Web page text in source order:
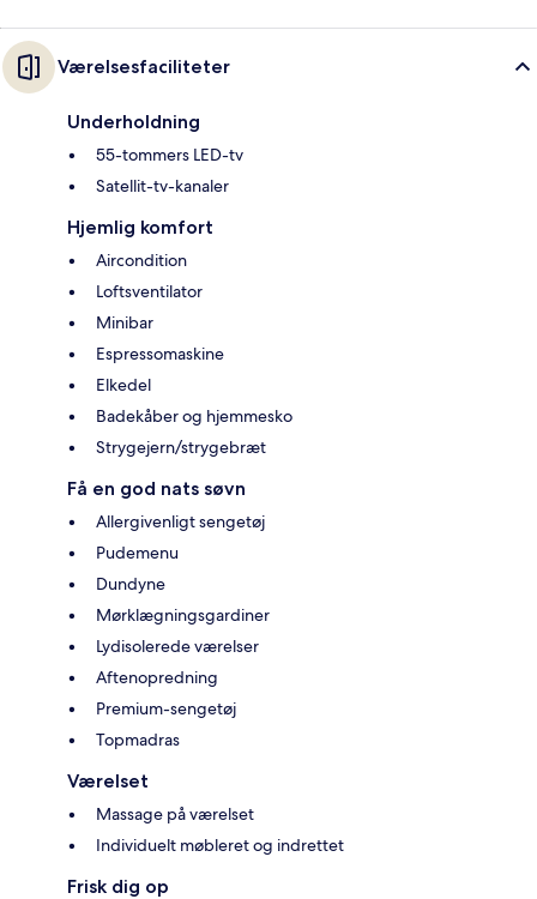
Værelsesfaciliteter
Underholdning
55-tommers LED-tv
Satellit-tv-kanaler
Hjemlig komfort
Aircondition
Loftsventilator
Minibar
Espressomaskine
Elkedel
Badekåber og hjemmesko
Strygejern/strygebræt
Få en god nats søvn
Allergivenligt sengetøj
Pudemenu
Dundyne
Mørklægningsgardiner
Lydisolerede værelser
Aftenopredning
Premium-sengetøj
Topmadras
Værelset
Massage på værelset
Individuelt møbleret og indrettet
Frisk dig op